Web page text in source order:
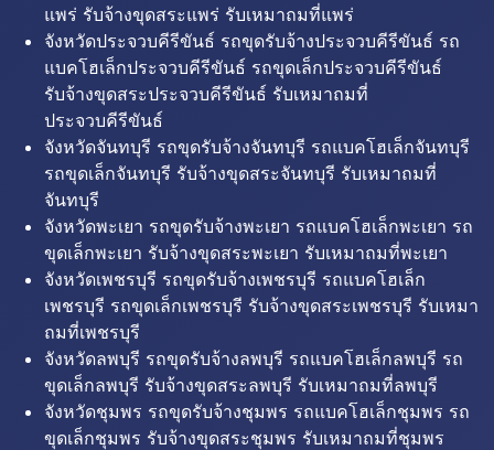
แพร่ รับจ้างขุดสระแพร่ รับเหมาถมที่แพร่
จังหวัดประจวบคีรีขันธ์ รถขุดรับจ้างประจวบคีรีขันธ์ รถ
แบคโฮเล็กประจวบคีรีขันธ์ รถขุดเล็กประจวบคีรีขันธ์
รับจ้างขุดสระประจวบคีรีขันธ์ รับเหมาถมที่
ประจวบคีรีขันธ์
จังหวัดจันทบุรี รถขุดรับจ้างจันทบุรี รถแบคโฮเล็กจันทบุรี
รถขุดเล็กจันทบุรี รับจ้างขุดสระจันทบุรี รับเหมาถมที่
จันทบุรี
จังหวัดพะเยา รถขุดรับจ้างพะเยา รถแบคโฮเล็กพะเยา รถ
ขุดเล็กพะเยา รับจ้างขุดสระพะเยา รับเหมาถมที่พะเยา
จังหวัดเพชรบุรี รถขุดรับจ้างเพชรบุรี รถแบคโฮเล็ก
เพชรบุรี รถขุดเล็กเพชรบุรี รับจ้างขุดสระเพชรบุรี รับเหมา
ถมที่เพชรบุรี
จังหวัดลพบุรี รถขุดรับจ้างลพบุรี รถแบคโฮเล็กลพบุรี รถ
ขุดเล็กลพบุรี รับจ้างขุดสระลพบุรี รับเหมาถมที่ลพบุรี
จังหวัดชุมพร รถขุดรับจ้างชุมพร รถแบคโฮเล็กชุมพร รถ
ขุดเล็กชุมพร รับจ้างขุดสระชุมพร รับเหมาถมที่ชุมพร